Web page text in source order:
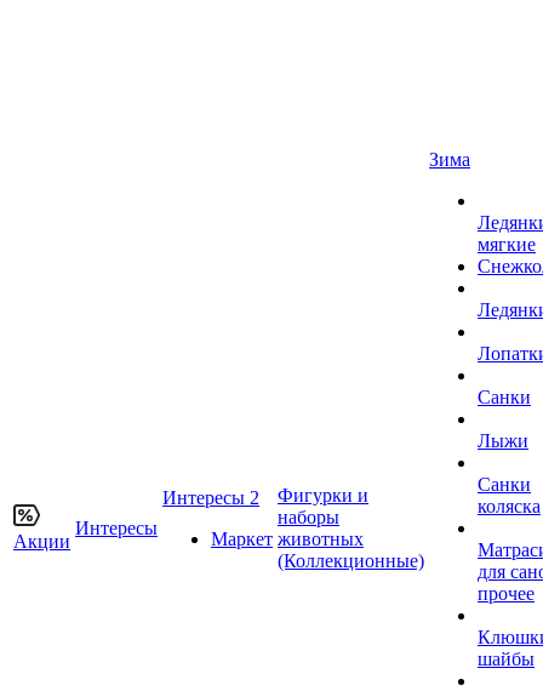
Акции
Интересы
Интересы 2
Маркет
Фигурки и
наборы
животных
(Коллекционные)
Зима
мягкие
Санки
Лыжи
Санки
коляска
для
прочее
шайбы